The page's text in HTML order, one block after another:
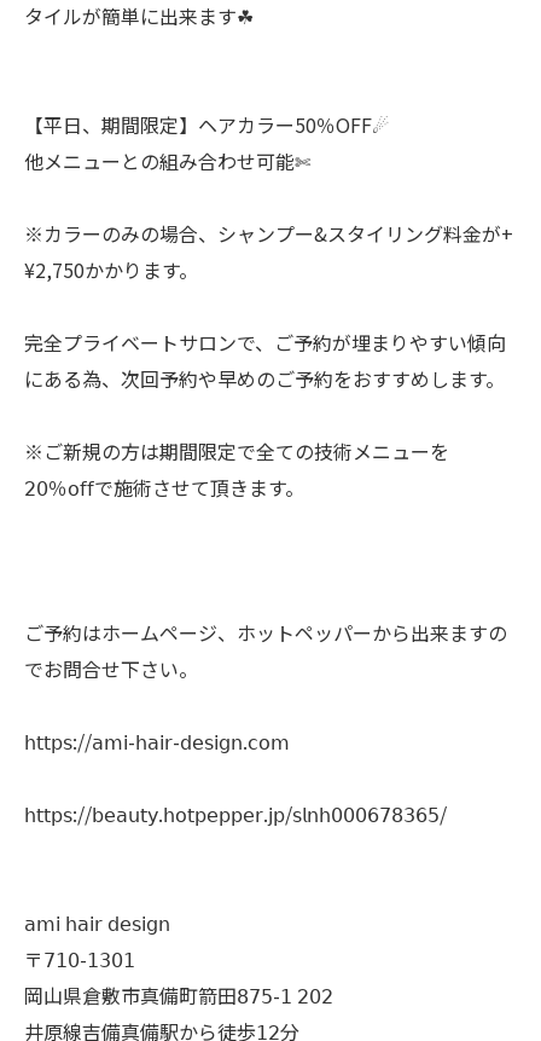
タイルが簡単に出来ます☘︎
【平日、期間限定】ヘアカラー50％OFF☄︎
他メニューとの組み合わせ可能✄
※カラーのみの場合、シャンプー&スタイリング料金が+
¥2,750かかります。
完全プライベートサロンで、ご予約が埋まりやすい傾向
にある為、次回予約や早めのご予約をおすすめします。
※ご新規の方は期間限定で全ての技術メニューを
𝟤𝟢％𝗈𝖿𝖿で施術させて頂きます。
ご予約はホームページ、ホットペッパーから出来ますの
でお問合せ下さい。
𝗁𝗍𝗍𝗉𝗌://𝖺𝗆𝗂-𝗁𝖺𝗂𝗋-𝖽𝖾𝗌𝗂𝗀𝗇.𝖼𝗈𝗆
𝗁𝗍𝗍𝗉𝗌://𝖻𝖾𝖺𝗎𝗍𝗒.𝗁𝗈𝗍𝗉𝖾𝗉𝗉𝖾𝗋.𝗃𝗉/𝗌𝗅𝗇𝗁𝟢𝟢𝟢𝟨𝟩𝟪𝟥𝟨𝟧/
𝖺𝗆𝗂 𝗁𝖺𝗂𝗋 𝖽𝖾𝗌𝗂𝗀𝗇
〒𝟩𝟣𝟢-𝟣𝟥𝟢𝟣
岡山県倉敷市真備町箭田𝟪𝟩𝟧-𝟣 𝟤𝟢𝟤
井原線吉備真備駅から徒歩𝟣𝟤分